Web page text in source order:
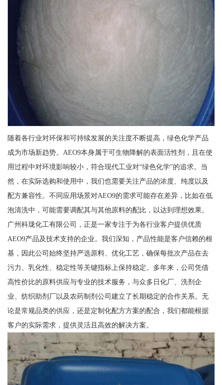
随着各行业对环保和可持续发展的关注度不断提高，绿色化学产品
成为市场新趋势。AEO9本身属于可生物降解的表面活性剂，且在使
用过程中对环境影响较小，符合现代工业对“绿色化学”的追求。当
然，在实际选购和使用中，我们也需要关注产品的浓度、纯度以及
配方兼容性。不同应用场景对AEO9的需求可能存在差异，比如在低
泡清洗中，可能需要调配其与其他原料的配比，以达到理想效果。
广州科珑化工有限公司，正是一家专注于为各行业客户提供优质
AEO9产品及技术支持的企业。我们深知，产品性能是客户信赖的根
基，因此公司始终坚持严选原料、优化工艺，确保每批次产品在去
污力、乳化性、稳定性等关键指标上保持稳定。多年来，公司凭借
高性价比的原料供应与专业的技术服务，与众多日化厂、洗剂企
业、纺织助剂厂以及农药制剂公司建立了长期稳定的合作关系。无
论是常规品类的供应，还是定制化配方方案的配合，我们都能根据
客户的实际需求，提供灵活且高效的解决方案。